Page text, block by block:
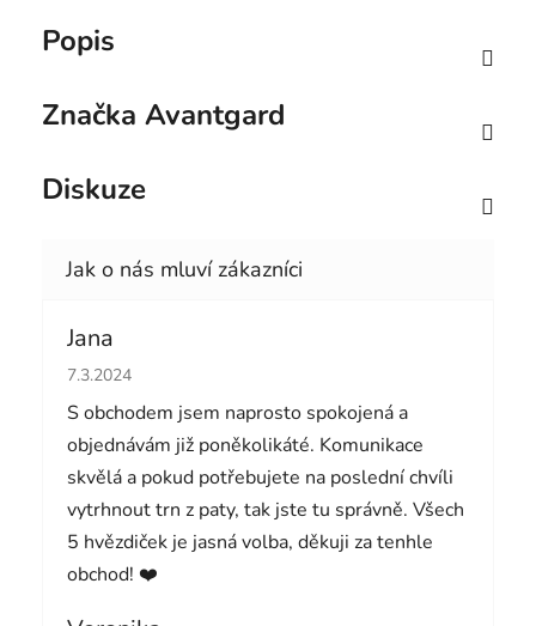
Popis
Značka Avantgard
Diskuze
Jana
Hodnocení obchodu je 5 z 5 hvězdiček.
7.3.2024
S obchodem jsem naprosto spokojená a
objednávám již poněkolikáté. Komunikace
skvělá a pokud potřebujete na poslední chvíli
vytrhnout trn z paty, tak jste tu správně. Všech
5 hvězdiček je jasná volba, děkuji za tenhle
obchod! ❤️